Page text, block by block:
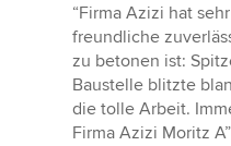
Bewertung:
5
von
5
Sternen
“Firma Azizi hat
freundliche
zu betonen ist:
Baustelle blitzte
die tolle Arbeit.
Firma Azizi Moritz A”